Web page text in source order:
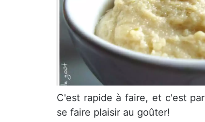
C'est rapide à faire, et c'est
se faire plaisir au goûter!